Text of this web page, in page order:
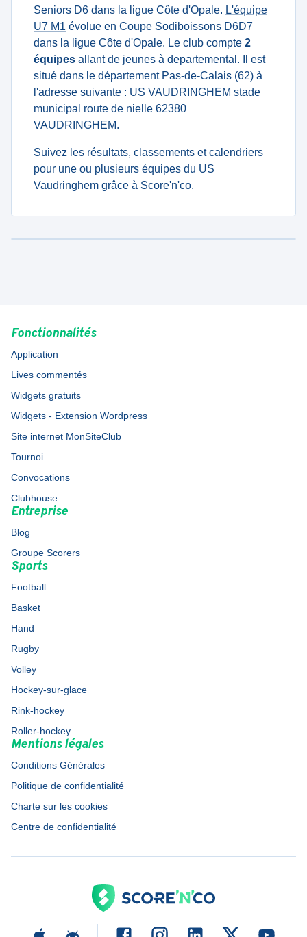
Seniors D6 dans la ligue Côte d'Opale. L'équipe
U7 M1 évolue en Coupe Sodiboissons D6D7
dans la ligue Côte d'Opale. Le club compte 2
équipes allant de jeunes à departemental. Il est
situé dans le département Pas-de-Calais (62) à
l'adresse suivante : US VAUDRINGHEM stade
municipal route de nielle 62380
VAUDRINGHEM.
Suivez les résultats, classements et calendriers
pour une ou plusieurs équipes du US
Vaudringhem grâce à Score'n'co.
Fonctionnalités
Application
Lives commentés
Widgets gratuits
Widgets - Extension Wordpress
Site internet MonSiteClub
Tournoi
Convocations
Clubhouse
Entreprise
Blog
Groupe Scorers
Sports
Football
Basket
Hand
Rugby
Volley
Hockey-sur-glace
Rink-hockey
Roller-hockey
Mentions légales
Conditions Générales
Politique de confidentialité
Charte sur les cookies
Centre de confidentialité